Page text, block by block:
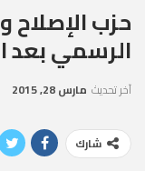
حزب الإصلاح
الرسمي بعد
آخر تحديث مارس 28, 2015
شارك